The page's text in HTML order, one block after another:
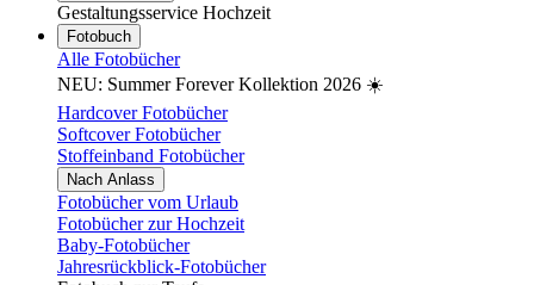
Gestaltungsservice Hochzeit
Fotobuch
Alle Fotobücher
NEU: Summer Forever Kollektion 2026 ☀️
Hardcover Fotobücher
Softcover Fotobücher
Stoffeinband Fotobücher
Nach Anlass
Fotobücher vom Urlaub
Fotobücher zur Hochzeit
Baby-Fotobücher
Jahresrückblick-Fotobücher